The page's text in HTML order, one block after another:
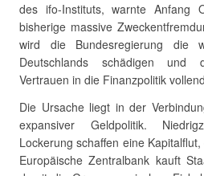
des ifo-Instituts, warnte Anfang
bisherige massive
wird die Bundesregierung die
Deutschlands schädigen und
Vertrauen in die Finanzpolitik
Die Ursache liegt in der
expansiver Geldpolitik.
Lockerung schaffen eine
Europäische Zentralbank kauft